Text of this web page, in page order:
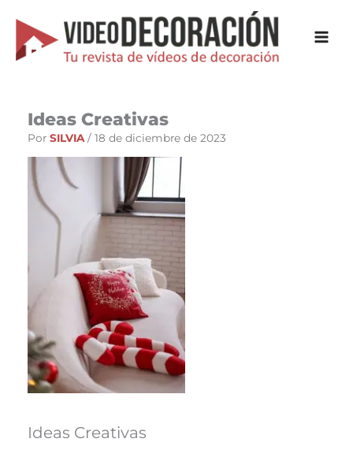
contenido
Ideas Creativas
Por SILVIA/ 18 de diciembre de 2023
Ideas Creativas